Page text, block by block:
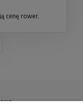
cenę rower.